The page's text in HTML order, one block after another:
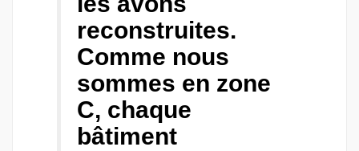
reconstruites.
Comme nous
sommes en zone
C, chaque
bâtiment